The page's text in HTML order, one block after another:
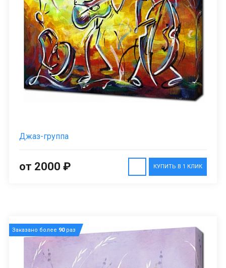
Джаз-группа
КУПИТЬ В 1 КЛИК
от 2000 ₽
Заказано более 90раз